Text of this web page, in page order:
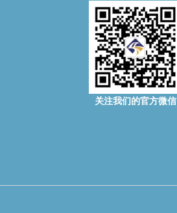
关注我们的官方微信